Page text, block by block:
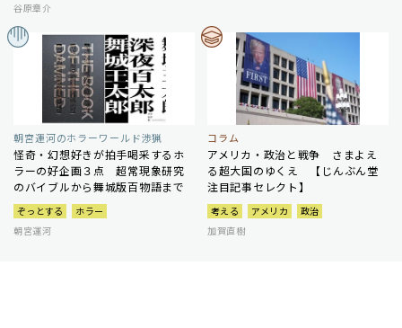
谷原章介
朝宮運河のホラーワールド渉猟
怪奇・幻想好きが拍手喝采するホ
ラーの好企画３点 超常現象研究
のバイブルから舞城版百物語まで
ぞっとする
ホラー
朝宮運河
コラム
アメリカ・政治と戦争 さまよえ
る超大国のゆくえ 【じんぶん堂
注目記事セレクト】
考える アメリカ
政治
加賀直樹